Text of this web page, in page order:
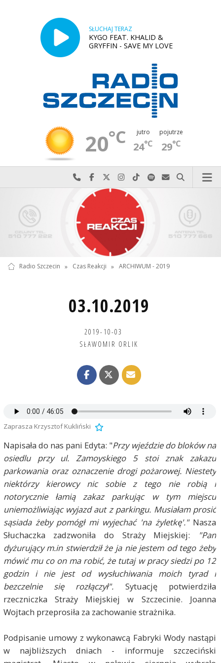
SŁUCHAJ TERAZ
KYGO FEAT. KHALID &
GRYFFIN - SAVE MY LOVE
20°C jutro
24°C
pojutrze
29°C
Najlepiej po prostu do nas zadzwoń
Odwiedź nas na Facebook-u
Odwiedź nas na X
Odwiedź nas na Instagram-ie
Odwiedź nas na TikTok-u
Szukaj nas na Spotify
Wyślij do nas
Szukaj
Radio Szczecin » Czas Reakcji » ARCHIWUM - 2019
03.10.2019
2019-10-03
SŁAWOMIR ORLIK
Zaprasza Krzysztof Kukliński
Napisała do nas pani Edyta: "Przy wjeździe do bloków na
osiedlu przy ul. Zamoyskiego 5 stoi znak zakazu
parkowania oraz oznaczenie drogi pożarowej. Niestety
niektórzy kierowcy nic sobie z tego nie robią i
notorycznie łamią zakaz parkując w tym miejscu
uniemożliwiając wyjazd aut z parkingu. Musiałam prosić
sąsiada żeby pomógł mi wyjechać 'na żyletkę'."Nasza
Słuchaczka zadzwoniła do Straży Miejskiej: "Pan
dyżurujący m.in stwierdził że ja nie jestem od tego żeby
mówić mu co on ma robić, że tutaj w pracy siedzi po 12
godzin i nie jest od wysłuchiwania moich tyrad i
bezczelnie się rozłączył". Sytuację potwierdziła
rzeczniczka Straży Miejskiej w Szczecinie. Joanna
Wojtach przeprosiła za zachowanie strażnika.
Podpisanie umowy z wykonawcą Fabryki Wody nastąpi
w najbliższych dniach - informuje szczeciński